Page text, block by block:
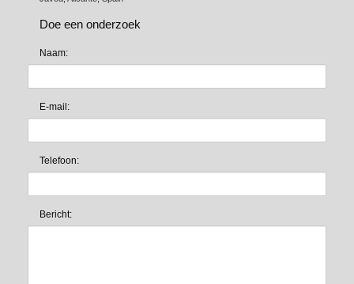
Doe een onderzoek
Naam:
E-mail:
Telefoon:
Bericht: